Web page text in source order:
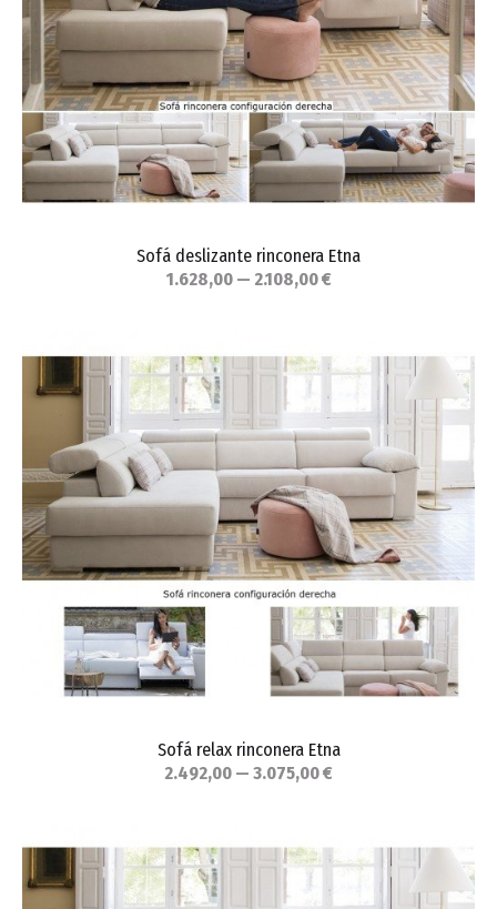
Sofá deslizante rinconera Etna
1.628,00 — 2.108,00 €
Sofá relax rinconera Etna
2.492,00 — 3.075,00 €